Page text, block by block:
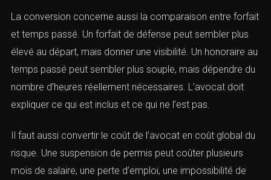
barème et défense)
La question de la conversion est importante dans la
pratique. Le client doit comprendre si l’honoraire
annoncé est hors taxes ou toutes taxes comprises.
Pour un particulier, le prix pertinent est généralement le
prix TTC, car il correspond au montant effectivement
la TVA selon son régime, la distinction HT/TTC peut être
importante.